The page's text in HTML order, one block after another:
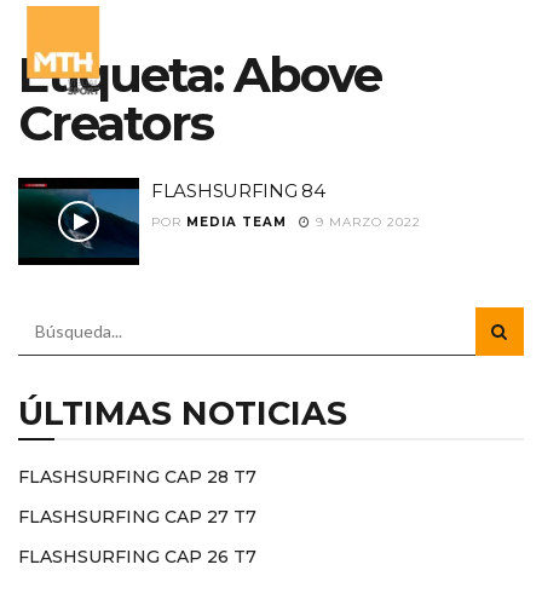
Etiqueta:Above
Creators
FLASHSURFING 84
POR MEDIA TEAM 9 MARZO 2022
ÚLTIMAS NOTICIAS
FLASHSURFING CAP 28 T7
FLASHSURFING CAP 27 T7
FLASHSURFING CAP 26 T7